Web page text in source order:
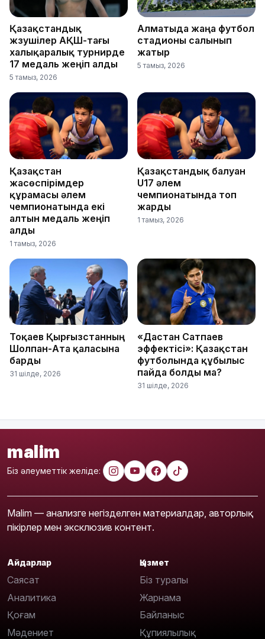
Қазақстандық
жүзушілер АҚШ-тағы
халықаралық турнирде
17 медаль жеңіп алды
5 тамыз, 2026
Алматыда жаңа футбол
стадионы салынып
жатыр
5 тамыз, 2026
Қазақстан
жасөспірімдер
құрамасы әлем
чемпионатында екі
алтын медаль жеңіп
алды
1 тамыз, 2026
Қазақстандық балуан
U17 әлем
чемпионатында топ
жарды
1 тамыз, 2026
Тоқаев Қырғызстанның
Шолпан-Ата қаласына
барды
31 шілде, 2026
«Дастан Сатпаев
эффектісі»: Қазақстан
футболында құбылыс
пайда болды ма?
31 шілде, 2026
malim
Біз әлеуметтік желіде:
Malim — анализге негізделген материалдар, авторлық
пікірлер мен эксклюзив контент.
Айдарлар
Саясат
Аналитика
Қоғам
Мәдениет
Қызмет
Біз туралы
Жарнама
Байланыс
Құпиялылық